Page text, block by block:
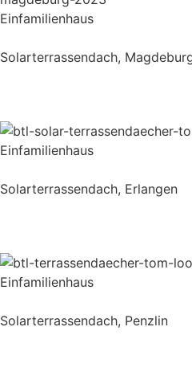
Einfamilienhaus
Solarterrassendach,
Einfamilienhaus
Solarterrassendach, Erlangen
Einfamilienhaus
Solarterrassendach, Penzlin